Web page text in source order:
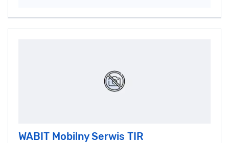
WABIT Mobilny Serwis TIR